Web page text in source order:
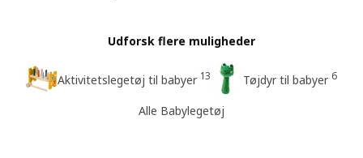
Udforsk flere muligheder
Aktivitetslegetøj til babyer 13 Tøjdyr til babyer 6
Alle Babylegetøj